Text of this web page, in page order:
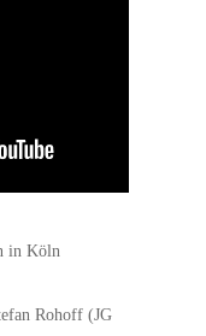
in Köln
Rohoff (JG